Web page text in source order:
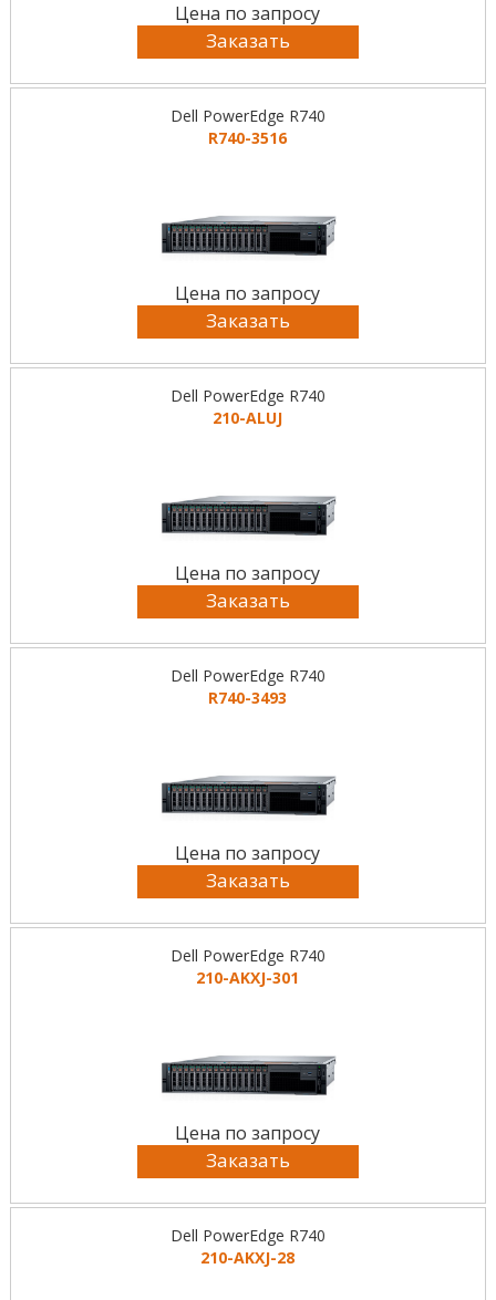
Цена по запросу
Заказать
Dell PowerEdge R740
R740-3516
Цена по запросу
Заказать
Dell PowerEdge R740
210-ALUJ
Цена по запросу
Заказать
Dell PowerEdge R740
R740-3493
Цена по запросу
Заказать
Dell PowerEdge R740
210-AKXJ-301
Цена по запросу
Заказать
Dell PowerEdge R740
210-AKXJ-28